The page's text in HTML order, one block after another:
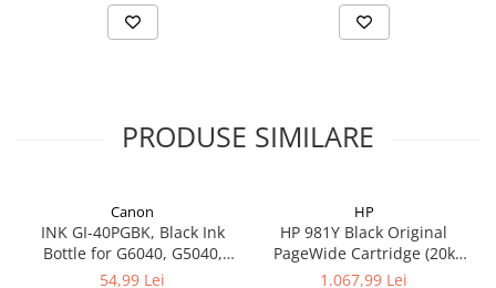
PRODUSE SIMILARE
Canon
INK GI-40PGBK, Black Ink
Bottle for G6040, G5040,
GM2040; 6.000 pag
54,99 Lei
HP
HP 981Y Black Original
PageWide Cartridge (20k
pag)
1.067,99 Lei